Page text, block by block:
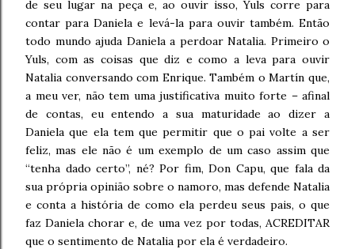
de seu lugar na peça e, ao ouvir isso, Yuls corre para
contar para Daniela e levá-la para ouvir também. Então
todo mundo ajuda Daniela a perdoar Natalia. Primeiro o
Yuls, com as coisas que diz e como a leva para ouvir
Natalia conversando com Enrique. Também o Martín que,
a meu ver, não tem uma justificativa muito forte – afinal
de contas, eu entendo a sua maturidade ao dizer a
Daniela que ela tem que permitir que o pai volte a ser
feliz, mas ele não é um exemplo de um caso assim que
“tenha dado certo”, né? Por fim, Don Capu, que fala da
sua própria opinião sobre o namoro, mas defende Natalia
e conta a história de como ela perdeu seus pais, o que
faz Daniela chorar e, de uma vez por todas, ACREDITAR
que o sentimento de Natalia por ela é verdadeiro.